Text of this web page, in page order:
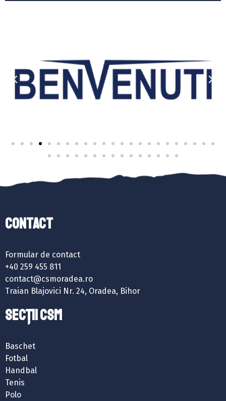
Contact
Formular de contact
+40 259 455 811
contact@csmoradea.ro
Traian Blajovici Nr. 24, Oradea, Bihor
SECȚII CSM
Baschet
Fotbal
Handbal
Tenis
Polo